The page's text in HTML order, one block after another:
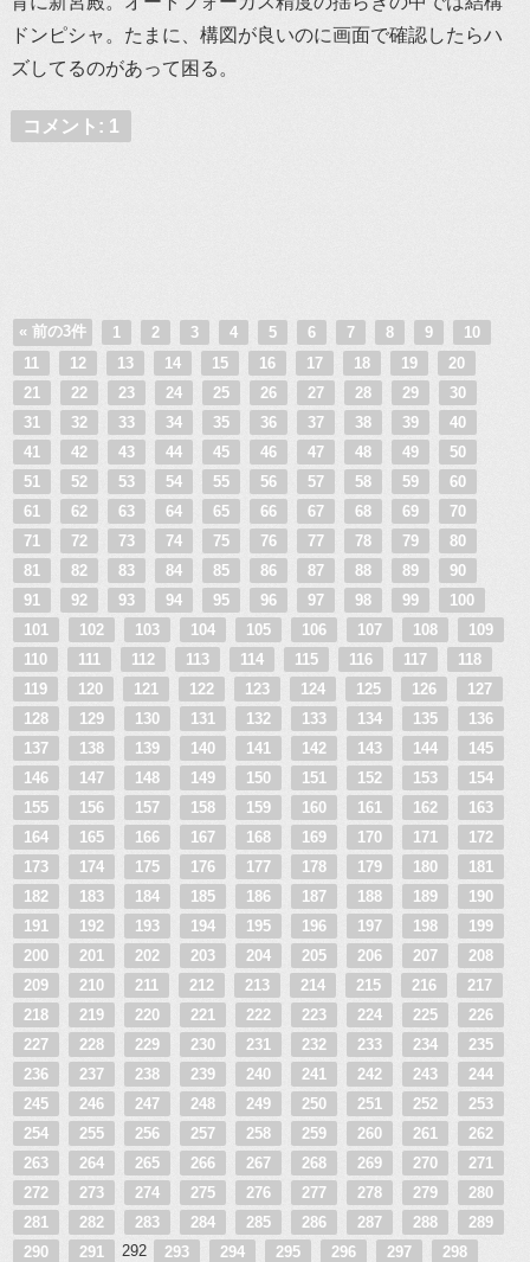
ドンピシャ。たまに、構図が良いのに画面で確認したらハ
ズしてるのがあって困る。
コメント: 1
« 前の3件 1 2 3 4 5 6 7 8 9
10
11
12 13 14 15 16 17 18 19
20
21
22 23 24 25 26 27 28 29
30
31
32 33 34 35 36 37 38 39
40
41
42 43 44 45 46 47 48 49
50
51
52 53 54 55 56 57 58 59
60
61
62 63 64 65 66 67 68 69
70
71
72 73 74 75 76 77 78 79
80
81
82 83 84 85 86 87 88 89
90
91
92 93 94 95 96 97 98 99
100
101
102 103 104 105 106 107 108
109
110
111 112 113 114 115 116 117
118
119
120 121 122 123 124 125 126
127
128
129 130 131 132 133 134 135
136
137
138 139 140 141 142 143 144
145
146
147 148 149 150 151 152 153
154
155
156 157 158 159 160 161 162
163
164
165 166 167 168 169 170 171
172
173
174 175 176 177 178 179 180
181
182
183 184 185 186 187 188 189
190
191
192 193 194 195 196 197 198
199
200
201 202 203 204 205 206 207
208
209
210 211 212 213 214 215 216
217
218
219 220 221 222 223 224 225
226
227
228 229 230 231 232 233 234
235
236
237 238 239 240 241 242 243
244
245
246 247 248 249 250 251 252
253
254
255 256 257 258 259 260 261
262
263
264 265 266 267 268 269 270
271
272
273 274 275 276 277 278 279
280
281
282 283 284 285 286 287 288
289
290
291 292 293 294 295 296 297
298